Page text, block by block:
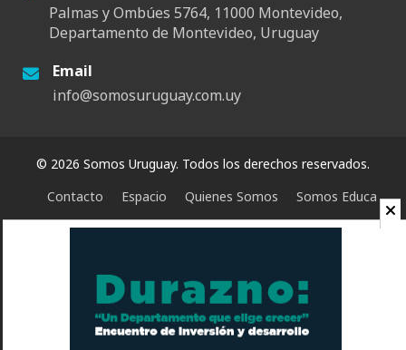
Palmas y Ombúes 5764, 11000 Montevideo,
Departamento de Montevideo, Uruguay
Email
info@somosuruguay.com.uy
© 2026 Somos Uruguay. Todos los derechos reservados.
Contacto
Espacio Quienes Somos Somos Educa